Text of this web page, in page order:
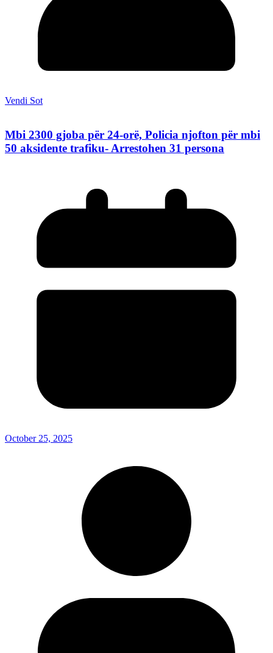
Vendi Sot
Mbi 2300 gjoba për 24-orë, Policia njofton për mbi
50 aksidente trafiku- Arrestohen 31 persona
October 25, 2025